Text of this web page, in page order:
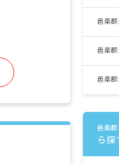
邑楽
邑楽
邑楽
邑楽
ら探